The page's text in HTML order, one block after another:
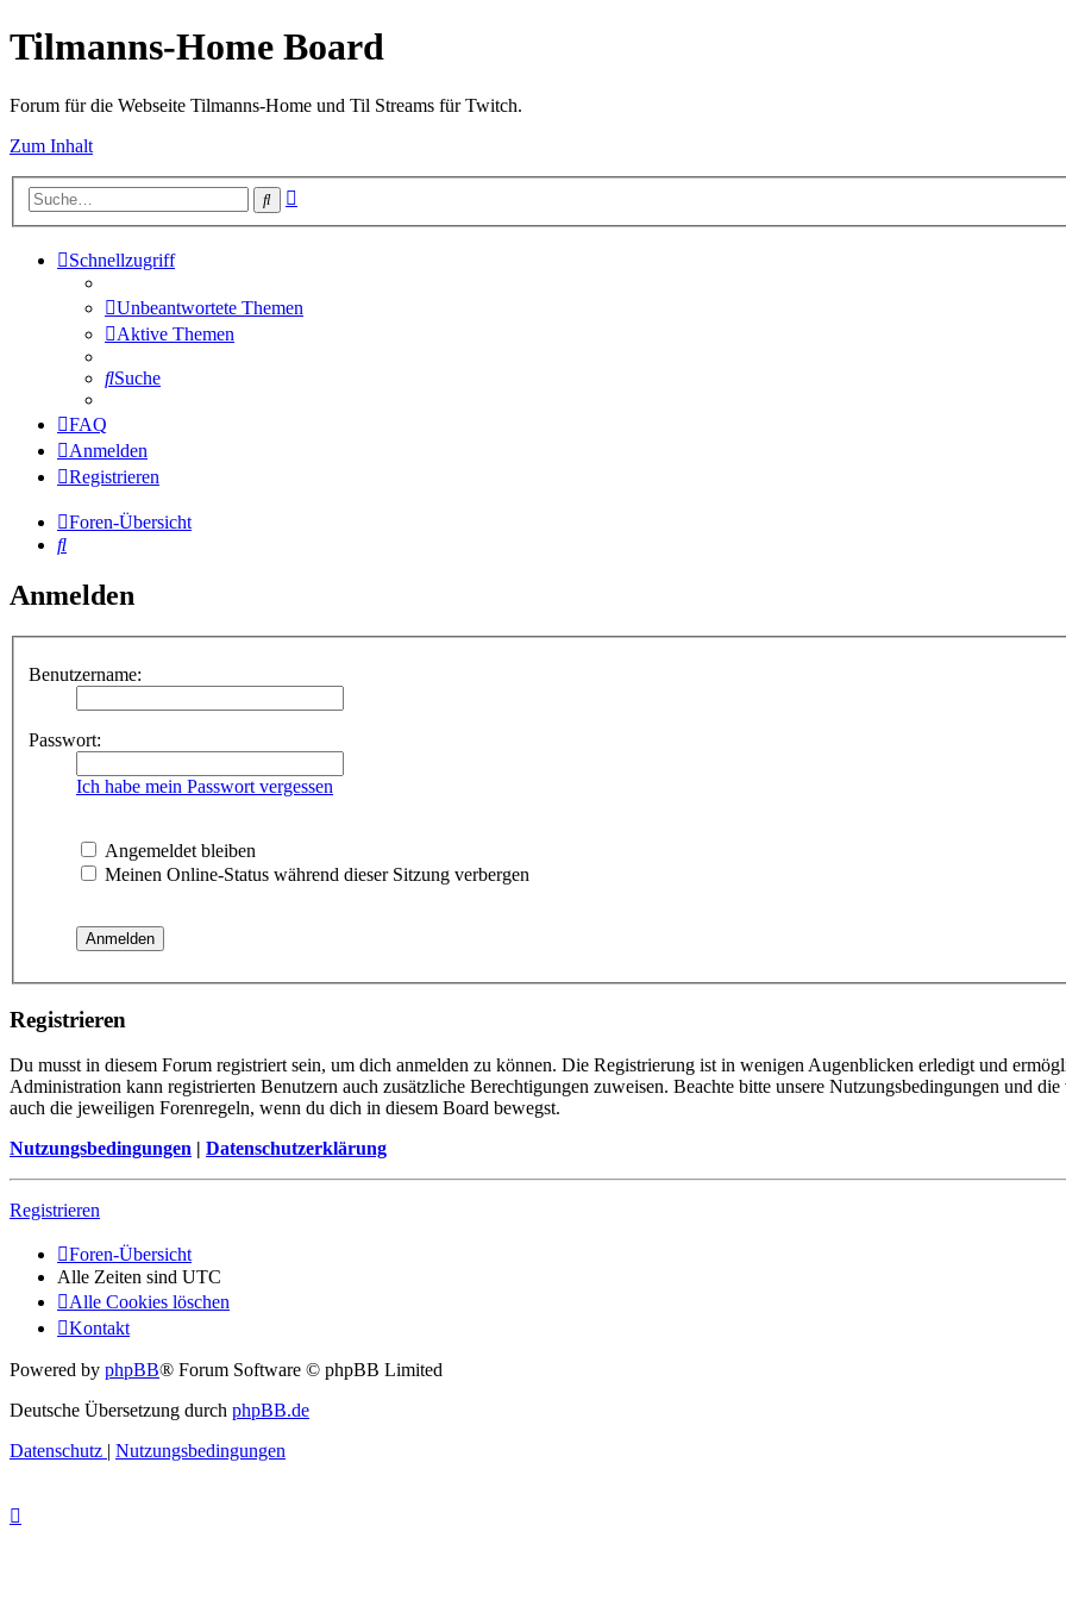
Tilmanns-Home Board
Forum für die Webseite Tilmanns-Home und Til Streams für Twitch.
Zum Inhalt
Suche
Schnellzugriff
Unbeantwortete Themen
Aktive Themen
Suche
FAQ
Anmelden
Registrieren
Foren-Übersicht
Suche
Anmelden
Benutzername:
Passwort:
Ich habe mein Passwort vergessen
Angemeldet bleiben
Meinen Online-Status während dieser Sitzung verbergen
Registrieren
Du musst in diesem Forum registriert sein, um dich anmelden zu können. Die Registrierung ist in wenigen Augenblicken erledigt und
Administration kann registrierten Benutzern auch zusätzliche Berechtigungen zuweisen. Beachte bitte unsere Nutzungsbedingungen und
auch die jeweiligen Forenregeln, wenn du dich in diesem Board bewegst.
Nutzungsbedingungen | Datenschutzerklärung
Registrieren
Foren-Übersicht
Alle Zeiten sind UTC
Alle Cookies löschen
Kontakt
Powered by phpBB® Forum Software © phpBB Limited
Deutsche Übersetzung durch phpBB.de
Datenschutz | Nutzungsbedingungen